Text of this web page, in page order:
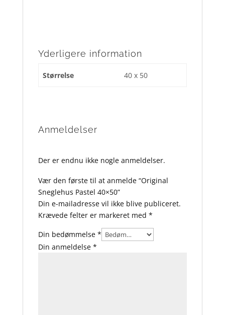
Yderligere information
Størrelse 40 x 50
Anmeldelser
Der er endnu ikke nogle anmeldelser.
Vær den første til at anmelde “Original
Sneglehus Pastel 40×50”
Din e-mailadresse vil ikke blive publiceret.
Krævede felter er markeret med *
Din bedømmelse *
Din anmeldelse *